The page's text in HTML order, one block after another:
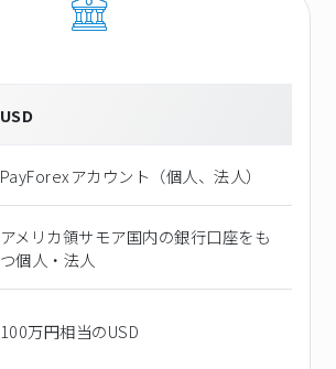
USD
PayForexアカウント（個⼈、法⼈）
アメリカ領サモア国内の銀行口座をも
つ個人・法人
100万円相当のUSD